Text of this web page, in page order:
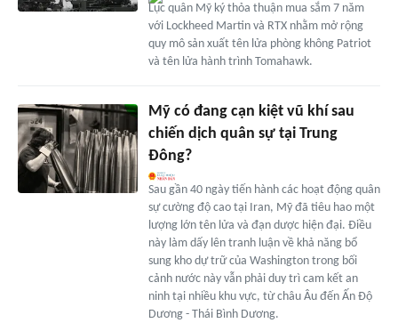
Lục quân Mỹ ký thỏa thuận mua sắm 7 năm
với Lockheed Martin và RTX nhằm mở rộng
quy mô sản xuất tên lửa phòng không Patriot
và tên lửa hành trình Tomahawk.
Mỹ có đang cạn kiệt vũ khí sau
chiến dịch quân sự tại Trung
Đông?
Sau gần 40 ngày tiến hành các hoạt động quân
sự cường độ cao tại Iran, Mỹ đã tiêu hao một
lượng lớn tên lửa và đạn dược hiện đại. Điều
này làm dấy lên tranh luận về khả năng bổ
sung kho dự trữ của Washington trong bối
cảnh nước này vẫn phải duy trì cam kết an
ninh tại nhiều khu vực, từ châu Âu đến Ấn Độ
Dương - Thái Bình Dương.